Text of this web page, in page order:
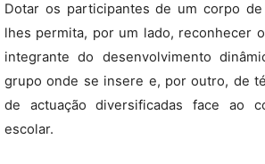
Dotar os participantes de um corpo
lhes permita, por um lado, reconhecer
integrante do desenvolvimento
grupo onde se insere e, por outro, de
de actuação diversificadas face ao
escolar.